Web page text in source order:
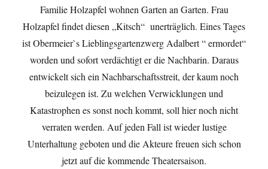
Familie Holzapfel wohnen Garten an Garten. Frau
Holzapfel findet diesen „Kitsch“ unerträglich. Eines Tages
ist Obermeier`s Lieblingsgartenzwerg Adalbert “ ermordet“
worden und sofort verdächtigt er die Nachbarin. Daraus
entwickelt sich ein Nachbarschaftsstreit, der kaum noch
beizulegen ist. Zu welchen Verwicklungen und
Katastrophen es sonst noch kommt, soll hier noch nicht
verraten werden. Auf jeden Fall ist wieder lustige
Unterhaltung geboten und die Akteure freuen sich schon
jetzt auf die kommende Theatersaison.